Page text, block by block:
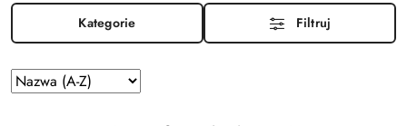
Kategorie Filtruj
Zastosowano
sortowanie:
Sortuj
według